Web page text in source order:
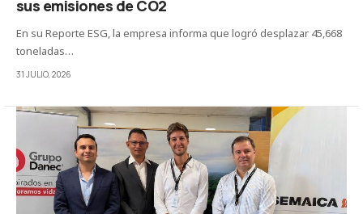
sus emisiones de CO2
En su Reporte ESG, la empresa informa que logró desplazar 45,668
toneladas…
31 JULIO, 2026